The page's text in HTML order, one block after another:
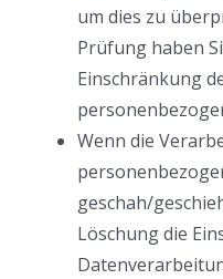
um dies zu
Prüfung haben
Einschränkung
Wenn die
geschah/
Löschung die